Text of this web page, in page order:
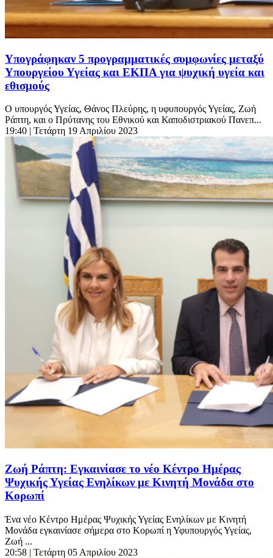
Υπογράφηκαν 5 προγραμματικές συμφωνίες μεταξύ
Υπουργείου Υγείας και ΕΚΠΑ για ψυχική υγεία και
εθισμούς
Ο υπουργός Υγείας, Θάνος Πλεύρης, η υφυπουργός Υγείας, Ζωή
Ράπτη, και ο Πρύτανης του Εθνικού και Καποδιστριακού Πανεπ...
19:40 | Τετάρτη 19 Απριλίου 2023
Ζωή Ράπτη: Εγκαινίασε το νέο Κέντρο Ημέρας
Ψυχικής Υγείας Ενηλίκων με Κινητή Μονάδα στο
Κορωπί
Ένα νέο Κέντρο Ημέρας Ψυχικής Υγείας Ενηλίκων με Κινητή
Μονάδα εγκαινίασε σήμερα στο Κορωπί η Υφυπουργός Υγείας,
Ζωή ...
20:58 | Τετάρτη 05 Απριλίου 2023